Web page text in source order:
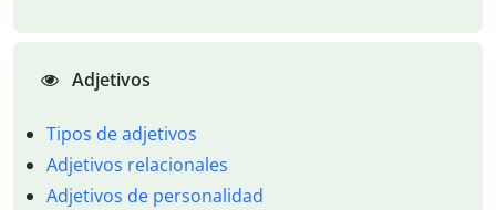
Adjetivos
Tipos de adjetivos
Adjetivos relacionales
Adjetivos de personalidad